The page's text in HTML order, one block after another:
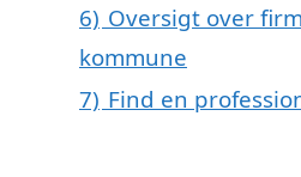
6) Oversigt over
kommune
7) Find en